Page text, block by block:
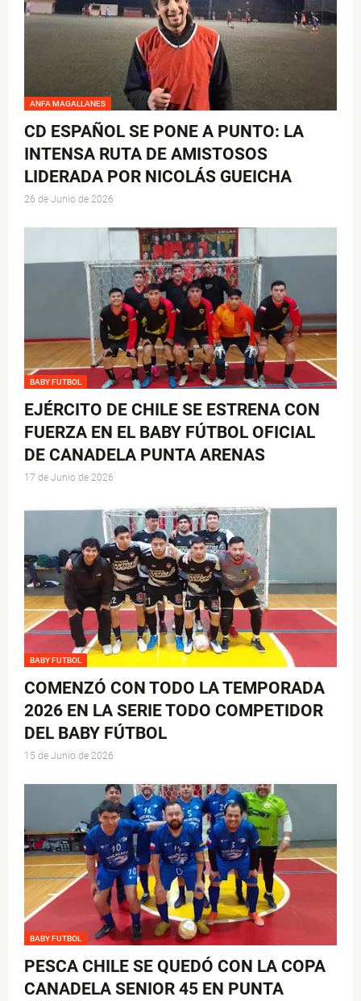
ANFA MAGALLANES
CD ESPAÑOL SE PONE A PUNTO: LA
INTENSA RUTA DE AMISTOSOS
LIDERADA POR NICOLÁS GUEICHA
26 de Junio de 2026
BABY FUTBOL
EJÉRCITO DE CHILE SE ESTRENA CON
FUERZA EN EL BABY FÚTBOL OFICIAL
DE CANADELA PUNTA ARENAS
17 de Junio de 2026
BABY FUTBOL
COMENZÓ CON TODO LA TEMPORADA
2026 EN LA SERIE TODO COMPETIDOR
DEL BABY FÚTBOL
15 de Junio de 2026
BABY FUTBOL
PESCA CHILE SE QUEDÓ CON LA COPA
CANADELA SENIOR 45 EN PUNTA